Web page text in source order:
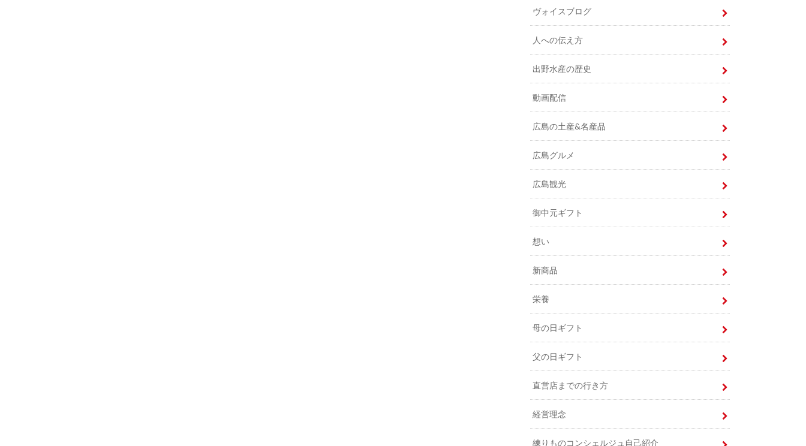
ヴォイスブログ
人への伝え方
出野水産の歴史
動画配信
広島の土産&名産品
広島グルメ
広島観光
御中元ギフト
想い
新商品
栄養
母の日ギフト
父の日ギフト
直営店までの行き方
経営理念
練りものコンシェルジュ自己紹介